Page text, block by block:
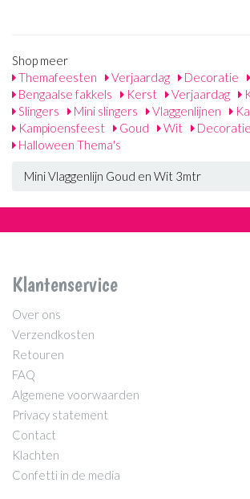
Shop meer
Themafeesten
Verjaardag Decoratie
Bengaalse fakkels
Kerst Verjaardag
Slingers
Mini slingers Vlaggenlijnen
Kampioensfeest
Goud Wit
Decoratie
Halloween Thema's
Mini Vlaggenlijn Goud en Wit 3mtr
Klantenservice
Over ons
Verzendkosten
Retouren
FAQ
Algemene voorwaarden
Privacy statement
Contact
Klachten
Confetti in de media